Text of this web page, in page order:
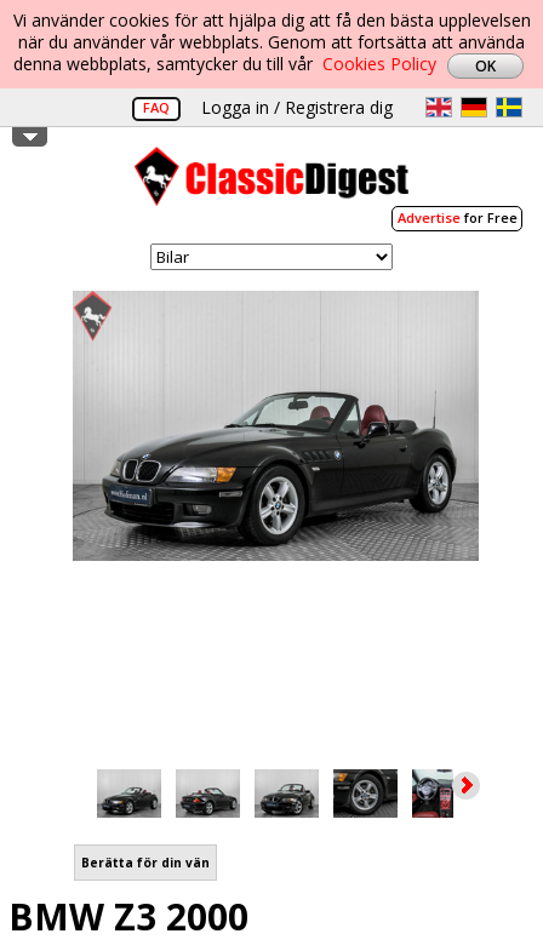
Vi använder cookies för att hjälpa dig att få den bästa upplevelsen
när du använder vår webbplats. Genom att fortsätta att använda
denna webbplats, samtycker du till vår Cookies Policy
FAQ Logga in / Registrera dig
Advertisefor Free
Berätta för din vän
BMW Z3 2000